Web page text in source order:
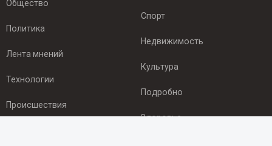
Общество
Политика
Лента мнений
Технологии
Происшествия
Спорт
Недвижимость
Культура
Подробно
Здоровье